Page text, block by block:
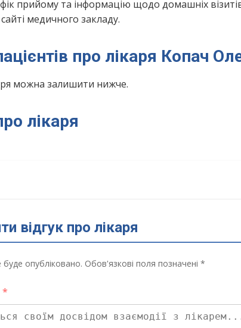
прийому та інформацію щодо домашніх
медичного закладу.
про лікаря Копач
можна залишити нижче.
лікаря
відгук про лікаря
опубліковано. Обов'язкові поля позначені *
*